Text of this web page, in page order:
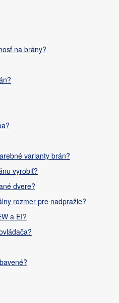
na brány?
varianty brán?
vyrobiť?
dvere?
rozmer pre nadpražie?
a EI?